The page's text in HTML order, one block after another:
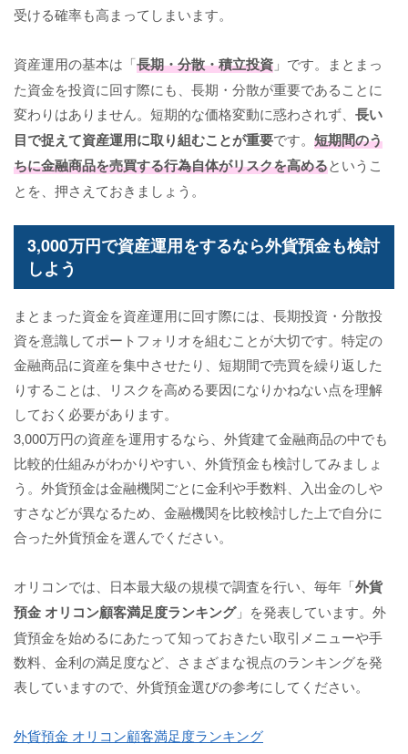
受ける確率も高まってしまいます。
資産運用の基本は「長期・分散・積立投資 」です。まとまっ
た資金を投資に回す際にも、長期・分散が重要であることに
変わりはありません。短期的な価格変動に惑わされず、 長い
目で捉えて資産運用に取り組むことが重要です。 短期間のう
ちに金融商品を売買する行為自体がリスクを高めるというこ
とを、押さえておきましょう。
3,000万円で資産運用をするなら外貨預金も検討
しよう
まとまった資金を資産運用に回す際には、長期投資・分散投
資を意識してポートフォリオを組むことが大切です。特定の
金融商品に資産を集中させたり、短期間で売買を繰り返した
りすることは、リスクを高める要因になりかねない点を理解
しておく必要があります。
3,000万円の資産を運用するなら、外貨建て金融商品の中でも
比較的仕組みがわかりやすい、外貨預金も検討してみましょ
う。外貨預金は金融機関ごとに金利や手数料、入出金のしや
すさなどが異なるため、金融機関を比較検討した上で自分に
合った外貨預金を選んでください。
オリコンでは、日本最大級の規模で調査を行い、毎年「外貨
預金 オリコン顧客満足度ランキング」を発表しています。外
貨預金を始めるにあたって知っておきたい取引メニューや手
数料、金利の満足度など、さまざまな視点のランキングを発
表していますので、外貨預金選びの参考にしてください。
外貨預金 オリコン顧客満足度ランキング